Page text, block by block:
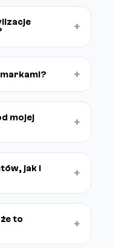
+
+
mojej
+
jak i
+
to
+